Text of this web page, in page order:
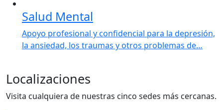
Salud Mental
Apoyo profesional y confidencial para la depresión,
la ansiedad, los traumas y otros problemas de…
Localizaciones
Visita cualquiera de nuestras cinco sedes más cercanas.